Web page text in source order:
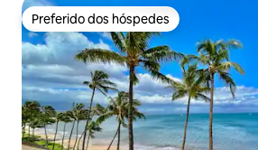
Preferido dos hóspedes
Preferido dos hóspedes